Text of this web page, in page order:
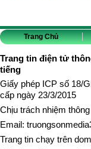
Trang Chủ
Trang tin điện tử
tiếng
Giấy phép ICP số 18/
cấp ngày 23/3/2015
Chịu trách nhiệm
Email:
Trang tin chạy trên